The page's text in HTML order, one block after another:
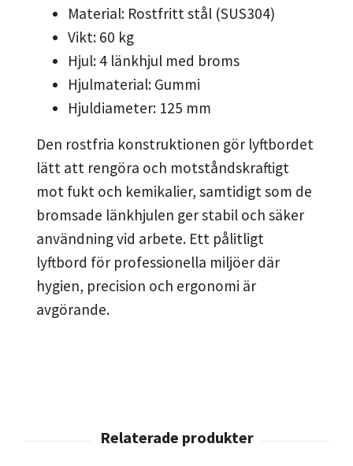
Material: Rostfritt stål (SUS304)
Vikt: 60 kg
Hjul: 4 länkhjul med broms
Hjulmaterial: Gummi
Hjuldiameter: 125 mm
Den rostfria konstruktionen gör lyftbordet
lätt att rengöra och motståndskraftigt
mot fukt och kemikalier, samtidigt som de
bromsade länkhjulen ger stabil och säker
användning vid arbete. Ett pålitligt
lyftbord för professionella miljöer där
hygien, precision och ergonomi är
avgörande.